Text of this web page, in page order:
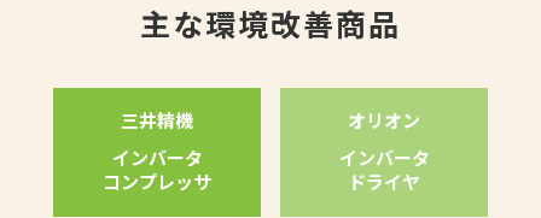
主な環境改善商品
三井精機
インバータ
コンプレッサ
オリオン
インバータ
ドライヤ